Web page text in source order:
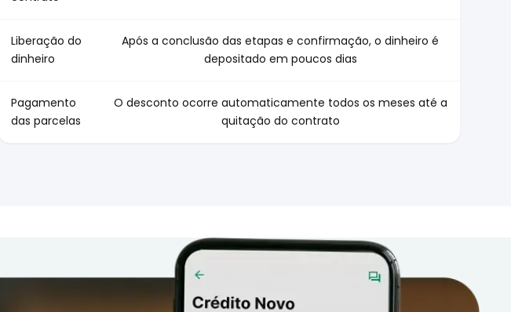
Liberação do
dinheiro
Após a conclusão das etapas e confirmação, o dinheiro é
depositado em poucos dias
Pagamento
das parcelas
O desconto ocorre automaticamente todos os meses até a
quitação do contrato